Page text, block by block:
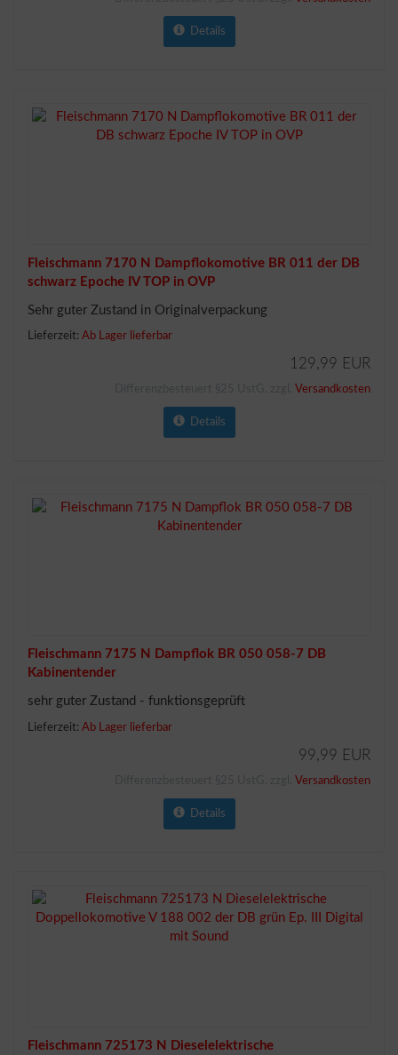
Details
Fleischmann 7170 N Dampflokomotive BR 011 der DB
schwarz Epoche IV TOP in OVP
Sehr guter Zustand in Originalverpackung
Lieferzeit: Ab Lager lieferbar
129,99 EUR
Versandkosten
Details
Fleischmann 7175 N Dampflok BR 050 058-7 DB
Kabinentender
sehr guter Zustand - funktionsgeprüft
Lieferzeit: Ab Lager lieferbar
99,99 EUR
Versandkosten
Details
Fleischmann 725173 N Dieselelektrische